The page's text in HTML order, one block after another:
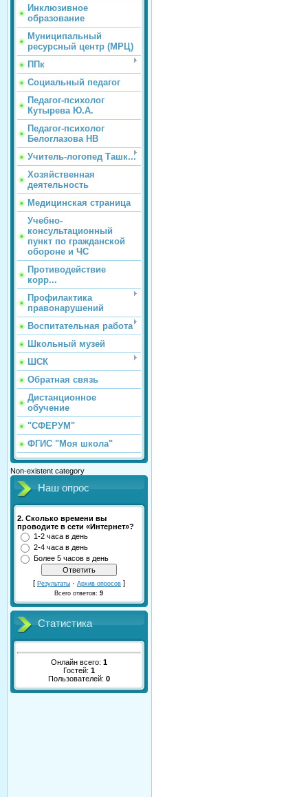
Инклюзивное
образование
Муниципальный
ресурсный центр (МРЦ)
ППк
Социальный педагог
Педагог-психолог
Кутырева Ю.А.
Педагог-психолог
Белоглазова НВ
Учитель-логопед Ташк...
Хозяйственная
деятельность
Медицинская страница
Учебно-
консультационный
пункт по гражданской
обороне и ЧС
Противодействие
корр...
Профилактика
правонарушений
Воспитательная работа
Школьный музей
ШСК
Обратная связь
Дистанционное
обучение
"СФЕРУМ"
ФГИС "Моя школа"
Non-existent category
Наш опрос
2. Сколько времени вы
проводите в сети «Интернет»?
1-2 часа в день
2-4 часа в день
Более 5 часов в день
[ Результаты · Архив опросов ]
Всего ответов:9
Статистика
Онлайн всего: 1
Гостей: 1
Пользователей: 0